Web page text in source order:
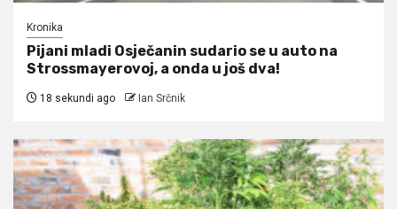
Kronika
Pijani mladi Osječanin sudario se u auto na
Strossmayerovoj, a onda u još dva!
18 sekundi ago Ian Srčnik